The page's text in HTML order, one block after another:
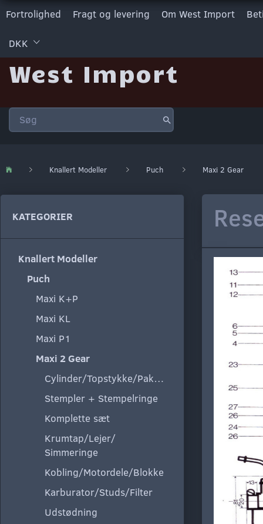
Fortrolighed Fragt og levering Om West Import
DKK
West Import
Knallert Modeller Puch Maxi 2 Gear
KATEGORIER
Knallert Modeller
Puch
Maxi K+P
Maxi KL
Maxi P1
Maxi 2 Gear
Cylinder/Topstykke/Pakning
Stempler + Stempelringe
Komplette sæt
Krumtap/Lejer/
Simmeringe
Kobling/Motordele/Blokke
Karburator/Studs/Filter
Udstødning